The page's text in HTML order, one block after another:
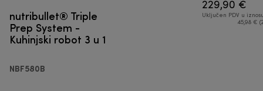
nutribullet® Triple
Prep System -
Kuhinjski robot 3 u 1
NBF580B
229,90 €
Uključen PDV u
45,98 €